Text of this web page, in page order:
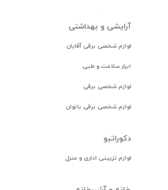
آرایشی و بهداشتی
لوازم شخصی برقی آقایان
ابزار سلامت و طبی
لوازم شخصی برقی
لوازم شخصی برقی بانوان
دكوراتيو
لوازم تزيينی اداری و منزل